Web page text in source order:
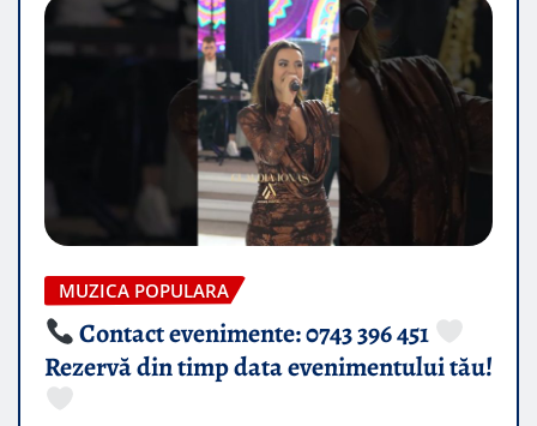
MUZICA POPULARA
Contact evenimente: 0743 396 451
Rezervă din timp data evenimentului tău!